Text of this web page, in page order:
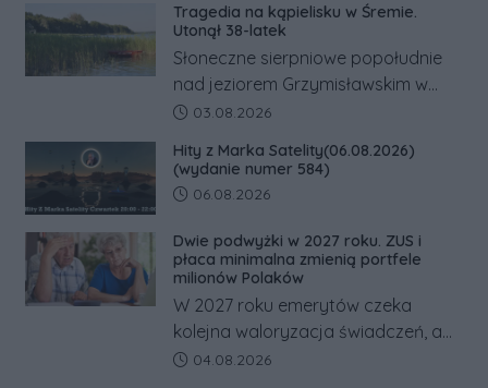
Tragedia na kąpielisku w Śremie.
Utonął 38-latek
Słoneczne sierpniowe popołudnie
nad jeziorem Grzymisławskim w
powiecie śremskim zakończyło się
odwrócić nawet natychmiastowe
działania służb ratunkowych.
Data dodania artykułu:
03.08.2026
Hity z Marka Satelity(06.08.2026)
(wydanie numer 584)
Data dodania artykułu:
06.08.2026
Dwie podwyżki w 2027 roku. ZUS i
płaca minimalna zmienią portfele
milionów Polaków
W 2027 roku emerytów czeka
kolejna waloryzacja świadczeń, a
pracowników podwyżka płacy
Data dodania artykułu:
04.08.2026